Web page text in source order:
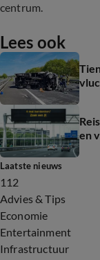
centrum.
Lees ook
en
Laatste nieuws
112
Advies & Tips
Economie
Entertainment
Infrastructuur